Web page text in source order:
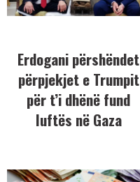
Erdogani përshëndet
përpjekjet e Trumpit
për t’i dhënë fund
luftës në Gaza